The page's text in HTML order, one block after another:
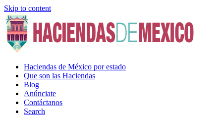
Skip to content
Haciendas de México por estado
Que son las Haciendas
Blog
Anúnciate
Contáctanos
Search